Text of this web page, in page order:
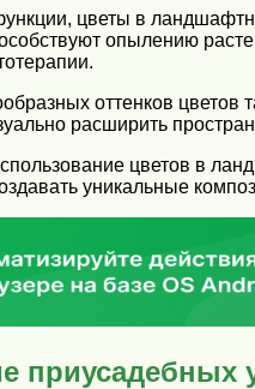
цветы в
опылению
оттенков
расширить
цветов в
уникальные
приусадебных